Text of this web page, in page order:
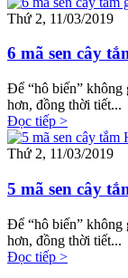
Thứ 2, 11/03/2019
6 mã sen cây
Để “hô biến” không
hơn, đồng thời tiết...
Đọc tiếp >
Thứ 2, 11/03/2019
5 mã sen cây
Để “hô biến” không
hơn, đồng thời tiết...
Đọc tiếp >